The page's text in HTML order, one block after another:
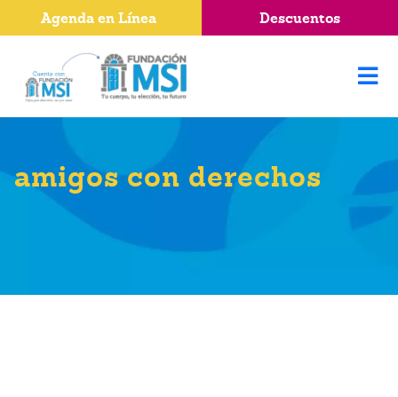
amigos con derechos
Agenda en Línea Descuentos